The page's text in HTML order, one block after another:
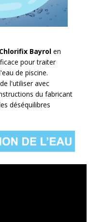
Bayrol en
pour traiter
de piscine.
l'utiliser avec
du fabricant
déséquilibres